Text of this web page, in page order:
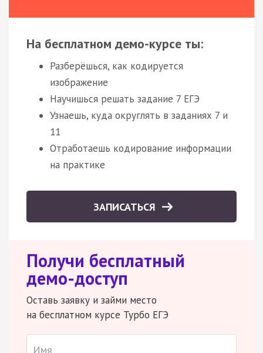
На бесплатном демо-курсе ты:
Разберёшься, как кодируется
изображение
Научишься решать задание 7 ЕГЭ
Узнаешь, куда округлять в заданиях 7 и
11
Отработаешь кодирование информации
на практике
ЗАПИСАТЬСЯ
Получи бесплатный
демо-доступ
Оставь заявку и займи место
на бесплатном курсе Турбо ЕГЭ